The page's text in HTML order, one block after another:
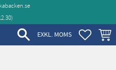
EXKL. MOMS